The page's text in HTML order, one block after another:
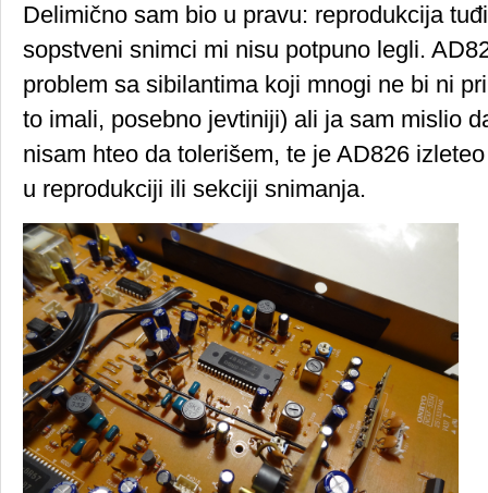
Delimično sam bio u pravu: reprodukcija
sopstveni snimci mi nisu potpuno legli.
problem sa sibilantima koji mnogi ne bi ni
to imali, posebno jevtiniji) ali ja sam mislio
nisam hteo da tolerišem, te je AD826
u reprodukciji ili sekciji snimanja.